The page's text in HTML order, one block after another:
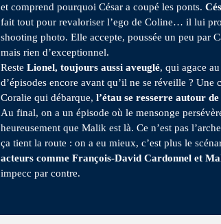
et comprend pourquoi César a coupé les ponts.
fait tout pour revaloriser l’ego de Coline… il lui
shooting photo. Elle accepte, poussée un peu par
mais rien d’exceptionnel.
ResteLionel, toujours aussi aveuglé, qui agace
d’épisodes encore avant qu’il ne se réveille ? Une
Coralie qui débarque,l’étau se resserre autour de
Au final, on a un épisode où le mensonge
heureusement que Malik est là. Ce n’est pas
ça tient la route : on a eu mieux, c’est plus le
acteurs comme François-David Cardonnel et
impecc par contre.